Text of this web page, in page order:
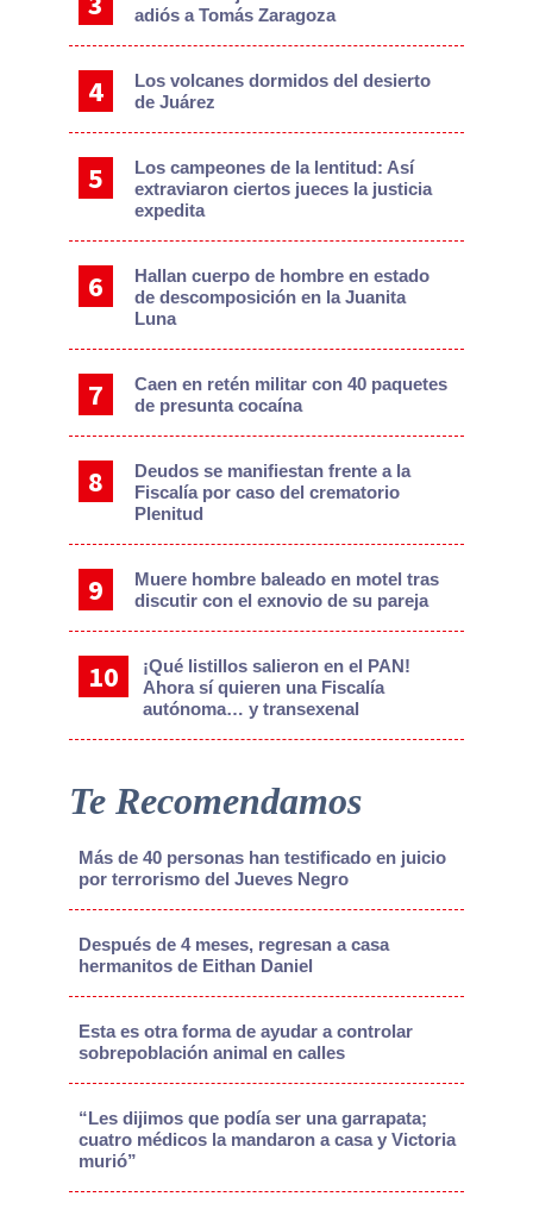
adiós a Tomás Zaragoza
Los volcanes dormidos del desierto
de Juárez
Los campeones de la lentitud: Así
extraviaron ciertos jueces la justicia
expedita
Hallan cuerpo de hombre en estado
de descomposición en la Juanita
Luna
Caen en retén militar con 40 paquetes
de presunta cocaína
Deudos se manifiestan frente a la
Fiscalía por caso del crematorio
Plenitud
Muere hombre baleado en motel tras
discutir con el exnovio de su pareja
¡Qué listillos salieron en el PAN!
Ahora sí quieren una Fiscalía
autónoma… y transexenal
Te Recomendamos
Más de 40 personas han testificado en juicio
por terrorismo del Jueves Negro
Después de 4 meses, regresan a casa
hermanitos de Eithan Daniel
Esta es otra forma de ayudar a controlar
sobrepoblación animal en calles
“Les dijimos que podía ser una garrapata;
cuatro médicos la mandaron a casa y Victoria
murió”